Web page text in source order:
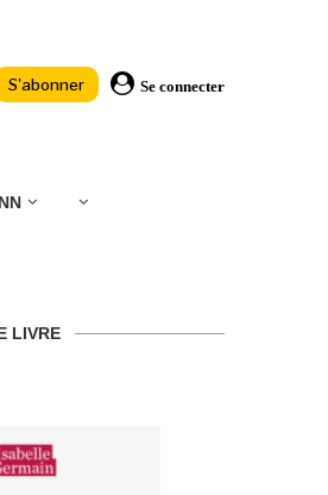
S'abonner Se connecter
LIVRE